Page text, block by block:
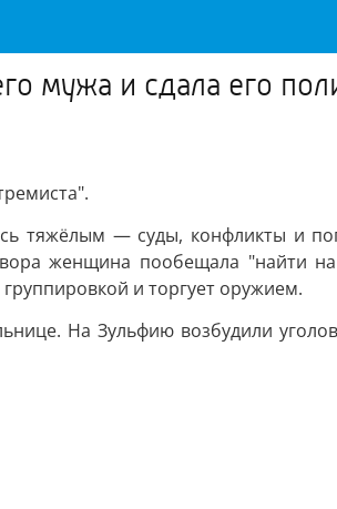
мужа и сдала его
тяжёлым — суды, конфликты и
женщина пообещала "найти
и торгует оружием.
На Зульфию возбудили